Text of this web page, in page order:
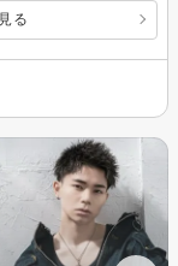
る